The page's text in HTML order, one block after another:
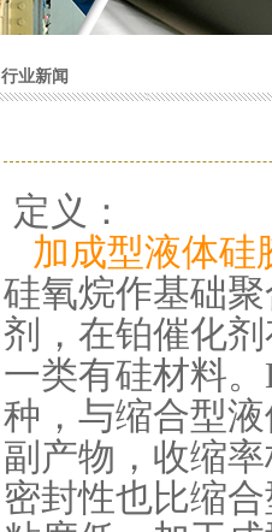
行业新闻
定义：
加成型液体硅
硅氧烷作基础
剂，在铂催化
一类有硅材料
种，与缩合型
副产物，收缩
密封性也比缩